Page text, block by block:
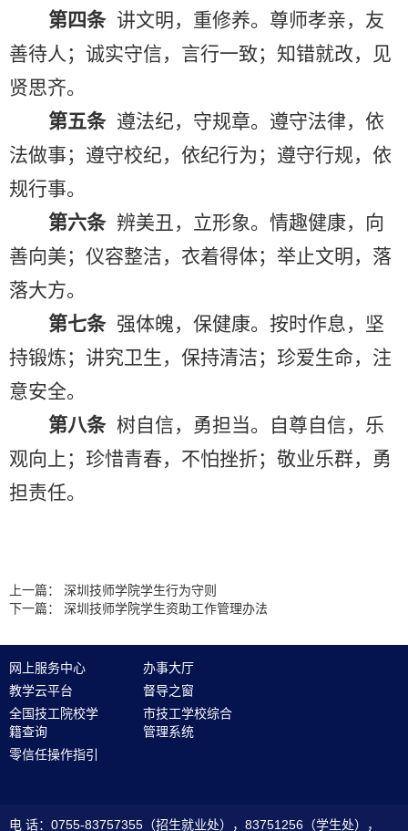
第四条 讲文明，重修养。尊师孝亲，友
善待人；诚实守信，言行一致；知错就改，见
贤思齐。
第五条 遵法纪，守规章。遵守法律，依
法做事；遵守校纪，依纪行为；遵守行规，依
规行事。
第六条 辨美丑，立形象。情趣健康，向
善向美；仪容整洁，衣着得体；举止文明，落
落大方。
第七条 强体魄，保健康。按时作息，坚
持锻炼；讲究卫生，保持清洁；珍爱生命，注
意安全。
第八条 树自信，勇担当。自尊自信，乐
观向上；珍惜青春，不怕挫折；敬业乐群，勇
担责任。
上一篇：
深圳技师学院学生行为守则
下一篇：
深圳技师学院学生资助工作管理办法
网上服务中心
办事大厅
教学云平台
督导之窗
全国技工院校学
籍查询
市技工学校综合
管理系统
零信任操作指引
电 话：0755-83757355（招生就业处），83751256（学生处），